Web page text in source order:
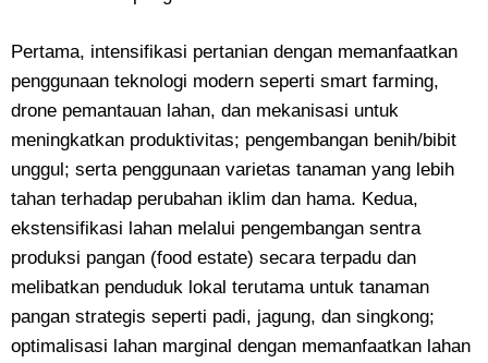
Pertama, intensifikasi pertanian dengan memanfaatkan
penggunaan teknologi modern seperti smart farming,
drone pemantauan lahan, dan mekanisasi untuk
meningkatkan produktivitas; pengembangan benih/bibit
unggul; serta penggunaan varietas tanaman yang lebih
tahan terhadap perubahan iklim dan hama. Kedua,
ekstensifikasi lahan melalui pengembangan sentra
produksi pangan (food estate) secara terpadu dan
melibatkan penduduk lokal terutama untuk tanaman
pangan strategis seperti padi, jagung, dan singkong;
optimalisasi lahan marginal dengan memanfaatkan lahan